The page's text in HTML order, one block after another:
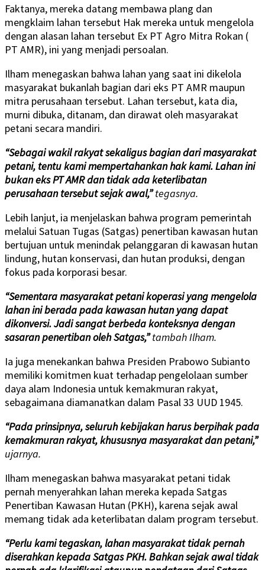
Faktanya, mereka datang membawa plang dan
mengklaim lahan tersebut Hak mereka untuk mengelola
dengan alasan lahan tersebut Ex PT Agro Mitra Rokan (
PT AMR), ini yang menjadi persoalan.
Ilham menegaskan bahwa lahan yang saat ini dikelola
masyarakat bukanlah bagian dari eks PT AMR maupun
mitra perusahaan tersebut. Lahan tersebut, kata dia,
murni dibuka, ditanam, dan dirawat oleh masyarakat
petani secara mandiri.
“Sebagai wakil rakyat sekaligus bagian dari masyarakat
petani, tentu kami mempertahankan hak kami. Lahan ini
bukan eks PT AMR dan tidak ada keterlibatan
perusahaan tersebut sejak awal,” tegasnya.
Lebih lanjut, ia menjelaskan bahwa program pemerintah
melalui Satuan Tugas (Satgas) penertiban kawasan hutan
bertujuan untuk menindak pelanggaran di kawasan hutan
lindung, hutan konservasi, dan hutan produksi, dengan
fokus pada korporasi besar.
“Sementara masyarakat petani koperasi yang mengelola
lahan ini berada pada kawasan hutan yang dapat
dikonversi. Jadi sangat berbeda konteksnya dengan
sasaran penertiban oleh Satgas,” tambah Ilham.
Ia juga menekankan bahwa Presiden Prabowo Subianto
memiliki komitmen kuat terhadap pengelolaan sumber
daya alam Indonesia untuk kemakmuran rakyat,
sebagaimana diamanatkan dalam Pasal 33 UUD 1945.
“Pada prinsipnya, seluruh kebijakan harus berpihak pada
kemakmuran rakyat, khususnya masyarakat dan petani,”
ujarnya.
Ilham menegaskan bahwa masyarakat petani tidak
pernah menyerahkan lahan mereka kepada Satgas
Penertiban Kawasan Hutan (PKH), karena sejak awal
memang tidak ada keterlibatan dalam program tersebut.
“Perlu kami tegaskan, lahan masyarakat tidak pernah
diserahkan kepada Satgas PKH. Bahkan sejak awal tidak